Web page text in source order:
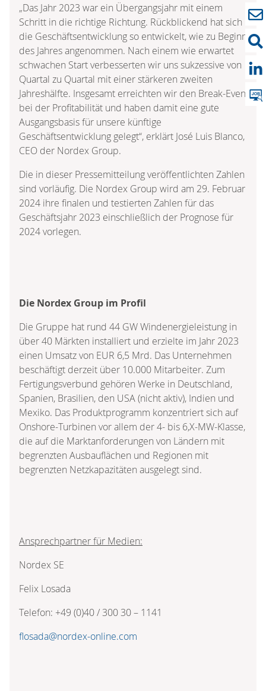
„Das Jahr 2023 war ein Übergangsjahr mit einem
Schritt in die richtige Richtung. Rückblickend hat sich
die Geschäftsentwicklung so entwickelt, wie zu Beginn
des Jahres angenommen. Nach einem wie erwartet
schwachen Start verbesserten wir uns sukzessive von
Quartal zu Quartal mit einer stärkeren zweiten
Jahreshälfte. Insgesamt erreichten wir den Break-Even
bei der Profitabilität und haben damit eine gute
Ausgangsbasis für unsere künftige
Geschäftsentwicklung gelegt“, erklärt José Luis Blanco,
CEO der Nordex Group.
Die in dieser Pressemitteilung veröffentlichten Zahlen
sind vorläufig. Die Nordex Group wird am 29. Februar
2024 ihre finalen und testierten Zahlen für das
Geschäftsjahr 2023 einschließlich der Prognose für
2024 vorlegen.
Die Nordex Group im Profil
Die Gruppe hat rund 44 GW Windenergieleistung in
über 40 Märkten installiert und erzielte im Jahr 2023
einen Umsatz von EUR 6,5 Mrd. Das Unternehmen
beschäftigt derzeit über 10.000 Mitarbeiter. Zum
Fertigungsverbund gehören Werke in Deutschland,
Spanien, Brasilien, den USA (nicht aktiv), Indien und
Mexiko. Das Produktprogramm konzentriert sich auf
Onshore-Turbinen vor allem der 4- bis 6,X-MW-Klasse,
die auf die Marktanforderungen von Ländern mit
begrenzten Ausbauflächen und Regionen mit
begrenzten Netzkapazitäten ausgelegt sind.
Ansprechpartner für Medien:
Nordex SE
Felix Losada
Telefon: +49 (0)40 / 300 30 – 1141
flosada@nordex-online.com